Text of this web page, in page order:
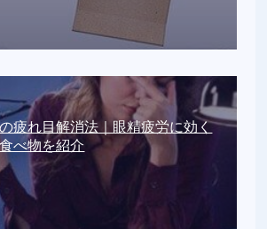
疲れ目解消法｜眼精疲労に効く
べ物を紹介